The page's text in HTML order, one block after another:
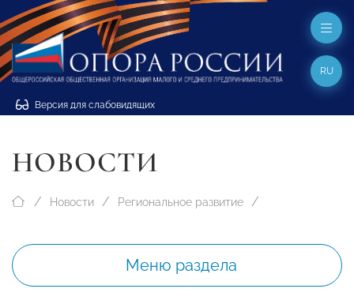
Версия для слабовидящих
RU
НОВОСТИ
Новости Региональное развитие
Меню раздела